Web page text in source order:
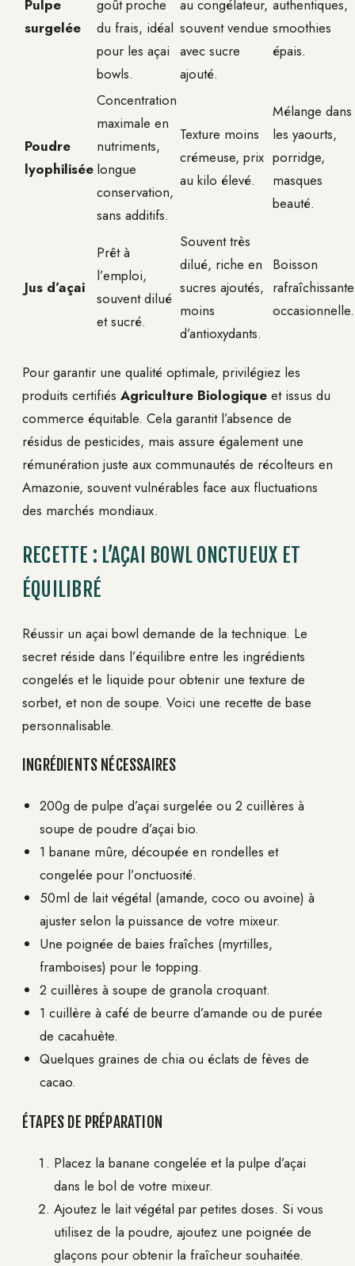
Pulpe
surgelée
goût proche
du frais, idéal
pour les açai
bowls.
au congélateur,
souvent vendue
avec sucre
ajouté.
authentiques,
smoothies
épais.
Poudre
lyophilisée
Concentration
maximale en
nutriments,
longue
conservation,
sans additifs.
Texture moins
crémeuse, prix
au kilo élevé.
Mélange dans
les yaourts,
porridge,
masques
beauté.
Jus d’açai
Prêt à
l’emploi,
souvent dilué
et sucré.
Souvent très
dilué, riche en
sucres ajoutés,
moins
d’antioxydants.
Boisson
rafraîchissante
occasionnelle.
Pour garantir une qualité optimale, privilégiez les
produits certifiés Agriculture Biologique et issus du
commerce équitable. Cela garantit l’absence de
résidus de pesticides, mais assure également une
rémunération juste aux communautés de récolteurs en
Amazonie, souvent vulnérables face aux fluctuations
des marchés mondiaux.
RECETTE : L’AÇAI BOWL ONCTUEUX ET
ÉQUILIBRÉ
Réussir un açai bowl demande de la technique. Le
secret réside dans l’équilibre entre les ingrédients
congelés et le liquide pour obtenir une texture de
sorbet, et non de soupe. Voici une recette de base
personnalisable.
INGRÉDIENTS NÉCESSAIRES
200g de pulpe d’açai surgelée ou 2 cuillères à
soupe de poudre d’açai bio.
1 banane mûre, découpée en rondelles et
congelée pour l’onctuosité.
50ml de lait végétal (amande, coco ou avoine) à
ajuster selon la puissance de votre mixeur.
Une poignée de baies fraîches (myrtilles,
framboises) pour le topping.
2 cuillères à soupe de granola croquant.
1 cuillère à café de beurre d’amande ou de purée
de cacahuète.
Quelques graines de chia ou éclats de fèves de
cacao.
ÉTAPES DE PRÉPARATION
Placez la banane congelée et la pulpe d’açai
dans le bol de votre mixeur.
Ajoutez le lait végétal par petites doses. Si vous
utilisez de la poudre, ajoutez une poignée de
glaçons pour obtenir la fraîcheur souhaitée.